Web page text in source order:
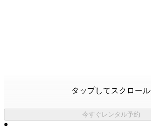
タップしてスクロール
今すぐレンタル予約